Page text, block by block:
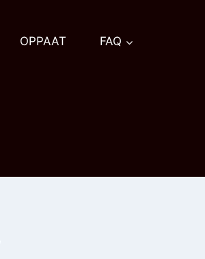
OPPAAT FAQ